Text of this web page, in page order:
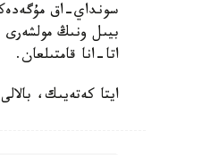
سونداي-اق
اتا-انا قامتىلعان.
ايتا كەتەيىك، بالالى